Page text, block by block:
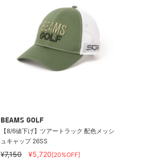
BEAMS GOLF
【8/6値下げ】ツアートラック 配色メッシ
ュキャップ 26SS
¥7,150 ¥5,720[20%OFF]